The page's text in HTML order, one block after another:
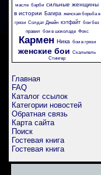
масле барби сильные женщины
в истории Багира женская борьба в
грязи Солдат Джейн кэтфайт бои без
правил бои в шоколаде Фокс
Кармен Ника бои в грязи
женские бои Скальпель
Стингер
Главная
FAQ
Каталог ссылок
Категории новостей
Обратная связь
Карта сайта
Поиск
Гостевая книга
Гостевая книга